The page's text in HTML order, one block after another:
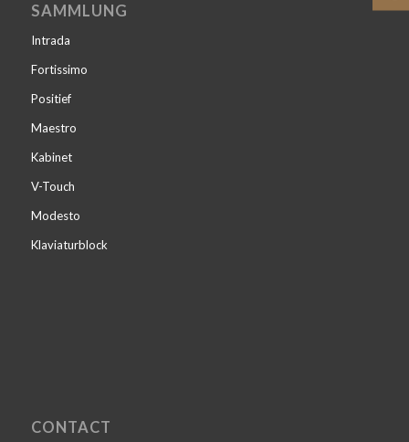
SAMMLUNG
Intrada
Fortissimo
Positief
Maestro
Kabinet
V-Touch
Modesto
Klaviaturblock
CONTACT